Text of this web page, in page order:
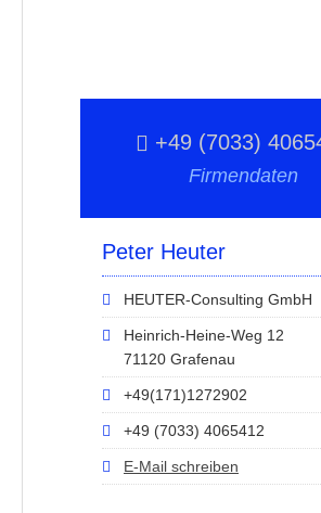
+49 (7033)
Firmendaten
Peter Heuter
HEUTER-Consulting GmbH
Heinrich-Heine-Weg 12
71120 Grafenau
+49(171)1272902
+49 (7033) 4065412
E-Mail schreiben